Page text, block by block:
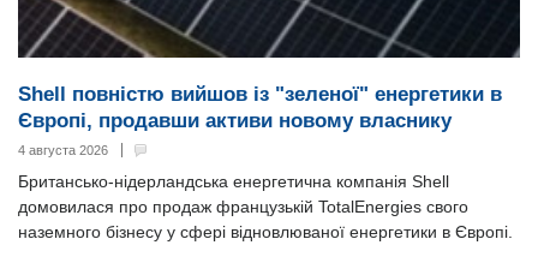
Shell повністю вийшов із "зеленої" енергетики в
Європі, продавши активи новому власнику
4 августа 2026
Британсько-нідерландська енергетична компанія Shell
домовилася про продаж французькій TotalEnergies свого
наземного бізнесу у сфері відновлюваної енергетики в Європі.